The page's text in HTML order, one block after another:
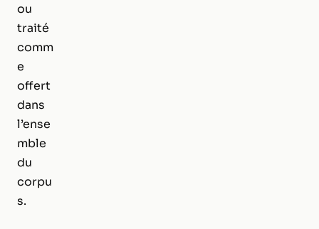
ou
traité
comm
e
offert
dans
l’ense
mble
du
corpu
s.